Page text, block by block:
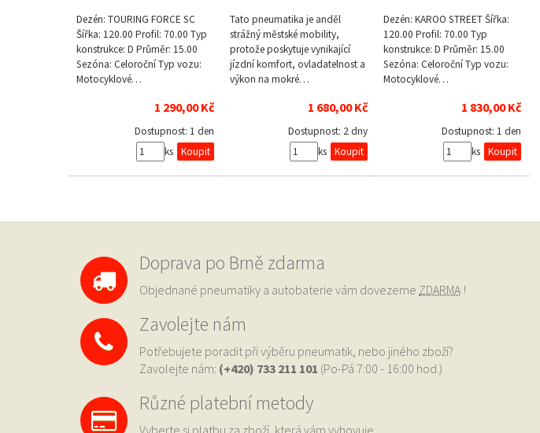
Dezén: TOURING FORCE SC
Šířka: 120.00 Profil: 70.00 Typ
konstrukce: D Průměr: 15.00
Sezóna: Celoroční Typ vozu:
Motocyklové…
1 290,00 Kč
Dostupnost: 1 den
ks
Tato pneumatika je anděl
strážný městské mobility,
protože poskytuje vynikající
jízdní komfort, ovladatelnost a
výkon na mokré…
1 680,00 Kč
Dostupnost: 2 dny
ks
Dezén: KAROO STREET Šířka:
120.00 Profil: 70.00 Typ
konstrukce: D Průměr: 15.00
Sezóna: Celoroční Typ vozu:
Motocyklové…
1 830,00 Kč
Dostupnost: 1 den
ks
Doprava po Brně zdarma
Objednané pneumatiky a autobaterie vám dovezeme ZDARMA !
Zavolejte nám
Potřebujete poradit při výběru pneumatik, nebo jiného zboží?
Zavolejte nám: (+420) 733 211 101 (Po-Pá 7:00 - 16:00 hod.)
Různé platební metody